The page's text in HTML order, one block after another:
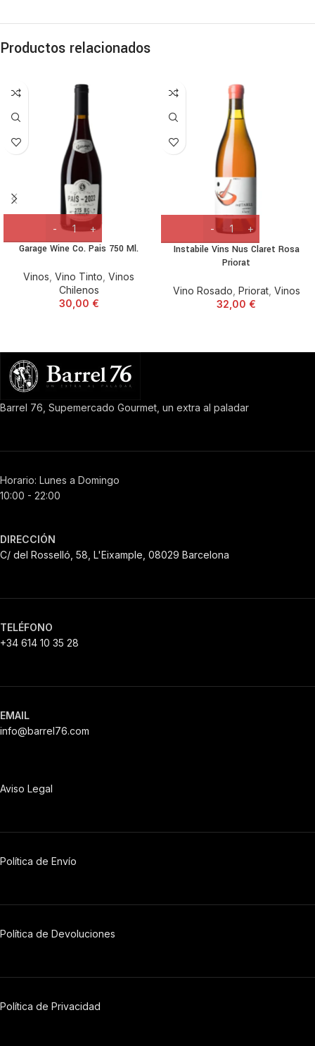
Productos relacionados
Garage Wine Co. Pais 750 Ml.
Vinos, Vino Tinto, Vinos
Chilenos
30,00 €
Instabile Vins Nus Claret Rosa
Priorat
Vino Rosado Priorat, Vinos
32,00 €
Barrel 76, Supemercado Gourmet, un extra al paladar
Horario: Lunes a Domingo
10:00 - 22:00
DIRECCIÓN
C/ del Rosselló, 58, L'Eixample, 08029 Barcelona
TELÉFONO
+34 614 10 35 28
EMAIL
info@barrel76.com
Aviso Legal
Política de Envío
Política de Devoluciones
Política de Privacidad